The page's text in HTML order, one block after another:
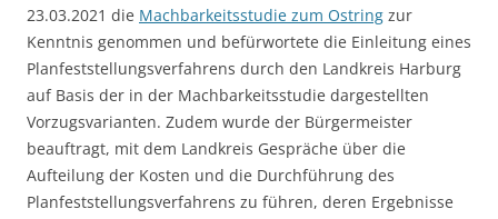
23.03.2021 die Machbarkeitsstudie zum Ostring zur
Kenntnis genommen und befürwortete die Einleitung eines
Planfeststellungsverfahrens durch den Landkreis Harburg
auf Basis der in der Machbarkeitsstudie dargestellten
Vorzugsvarianten. Zudem wurde der Bürgermeister
beauftragt, mit dem Landkreis Gespräche über die
Aufteilung der Kosten und die Durchführung des
Planfeststellungsverfahrens zu führen, deren Ergebnisse